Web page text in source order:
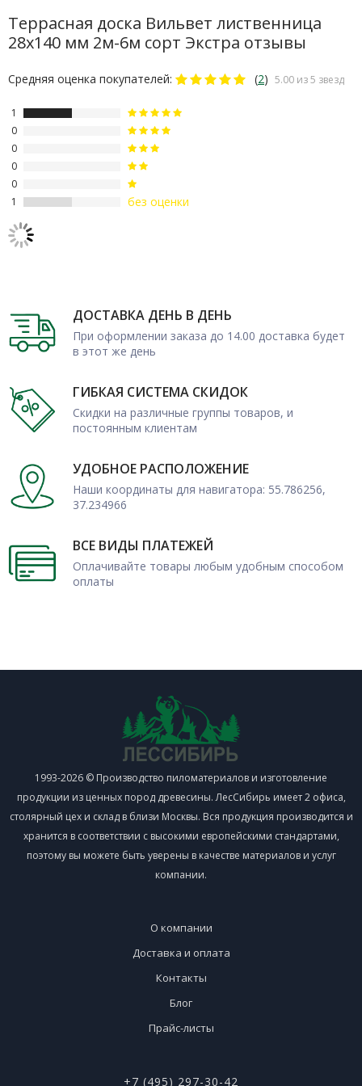
корпоративными клиентами.
Террасная доска Вильвет лиственница
28х140 мм 2м-6м сорт Экстра отзывы
Средняя оценка покупателей: (2) 5.00 из 5 звезд
1
0
0
0
0
1
без оценки
ДОСТАВКА ДЕНЬ В ДЕНЬ
При оформлении заказа до 14.00 доставка будет
в этот же день
ГИБКАЯ СИСТЕМА СКИДОК
Скидки на различные группы товаров, и
постоянным клиентам
УДОБНОЕ РАСПОЛОЖЕНИЕ
Наши координаты для навигатора: 55.786256,
37.234966
ВСЕ ВИДЫ ПЛАТЕЖЕЙ
Оплачивайте товары любым удобным способом
оплаты
1993-2026 © Производство пиломатериалов и изготовление
продукции из ценных пород древесины. ЛесСибирь имеет 2 офиса,
столярный цех и склад в близи Москвы. Вся продукция производится и
хранится в соответствии с высокими европейскими стандартами,
поэтому вы можете быть уверены в качестве материалов и услуг
компании.
О компании
Доставка и оплата
Контакты
Блог
Прайс-листы
+7 (495) 297-30-42